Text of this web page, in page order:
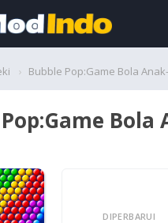
Bubble Pop:Game Bola
Bola
DIPERBARUI